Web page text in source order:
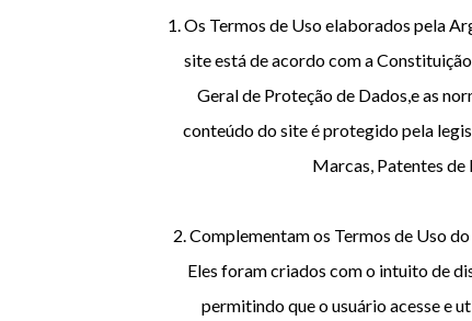
1. Os Termos de Uso elaborados pela
site está de acordo com a
Geral de Proteção de Dados,e as
conteúdo do site é protegido pela
Marcas, Patentes de
2. Complementam os Termos de Uso
Eles foram criados com o intuito de
permitindo que o usuário acesse e